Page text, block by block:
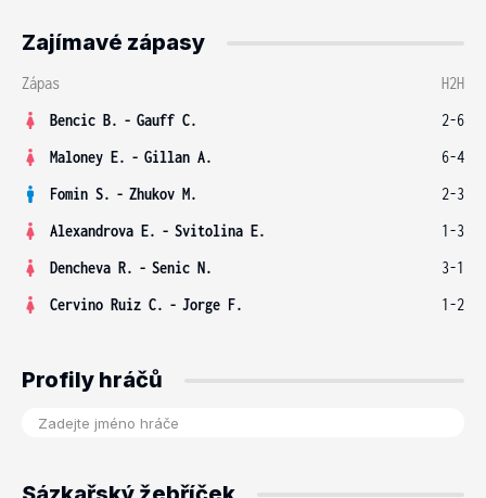
Zajímavé zápasy
Zápas
H2H
Bencic B. - Gauff C.
2-6
Maloney E. - Gillan A.
6-4
Fomin S. - Zhukov M.
2-3
Alexandrova E. - Svitolina E.
1-3
Dencheva R. - Senic N.
3-1
Cervino Ruiz C. - Jorge F. 1-2
Profily hráčů